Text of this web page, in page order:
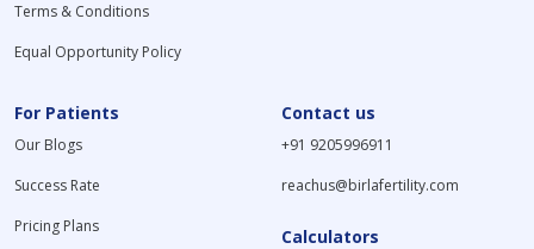
Terms & Conditions
Equal Opportunity Policy
For Patients
Our Blogs
Success Rate
Pricing Plans
Contact us
+91 9205996911
reachus@birlafertility.com
Calculators